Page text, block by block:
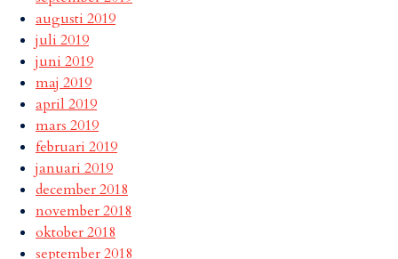
augusti 2019
juli 2019
juni 2019
maj 2019
april 2019
mars 2019
februari 2019
januari 2019
december 2018
november 2018
oktober 2018
september 2018